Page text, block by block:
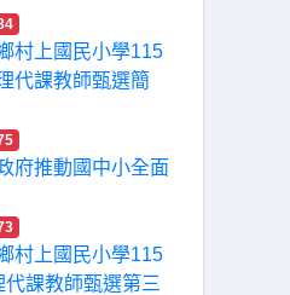
村上國民小學115
代課教師甄選簡
府推動國中小全面
村上國民小學115
課教師甄選第三